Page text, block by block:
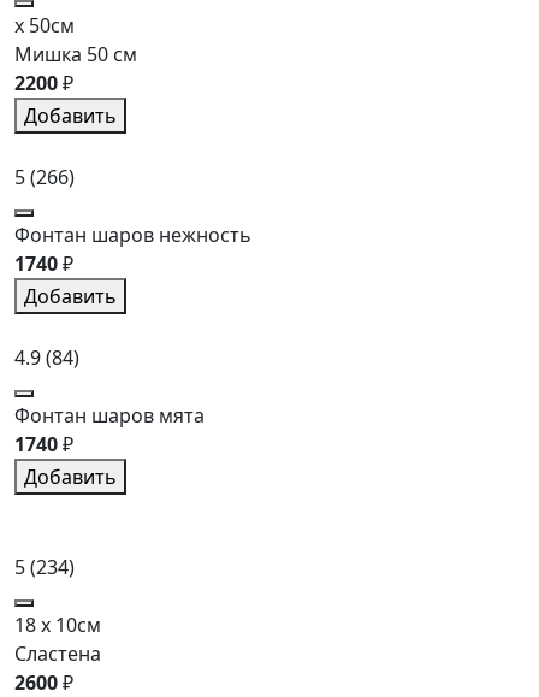
x 50см
Мишка 50 см
2200₽
Добавить
5(266)
Фонтан шаров нежность
1740₽
Добавить
4.9(84)
Фонтан шаров мята
1740₽
Добавить
5(234)
18 x 10см
Сластена
2600₽